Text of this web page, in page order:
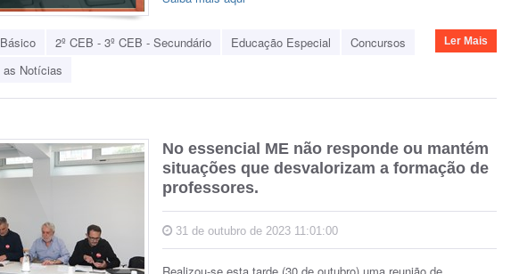
2º CEB - 3º CEB - Secundário Educação Especial
Concursos
as Notícias
Ler Mais
No essencial ME não responde ou mantém
situações que desvalorizam a formação de
professores.
31 de outubro de 2023 11:01:00